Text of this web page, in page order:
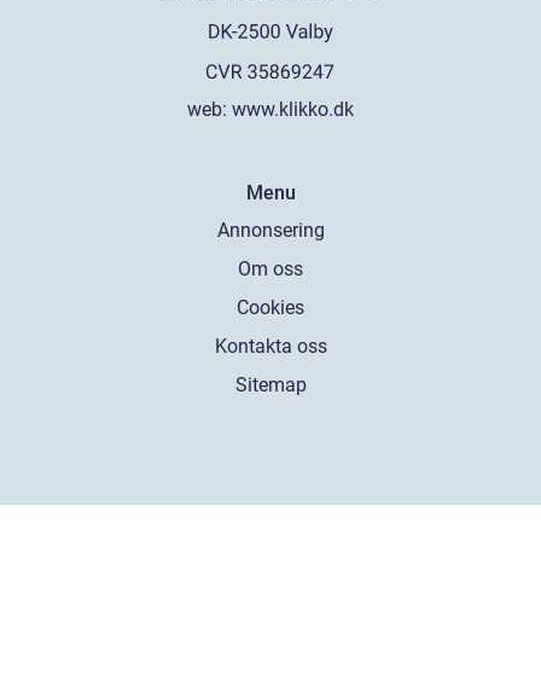
web: www.klikko.dk
Menu
Annonsering
Om oss
Cookies
Kontakta oss
Sitemap